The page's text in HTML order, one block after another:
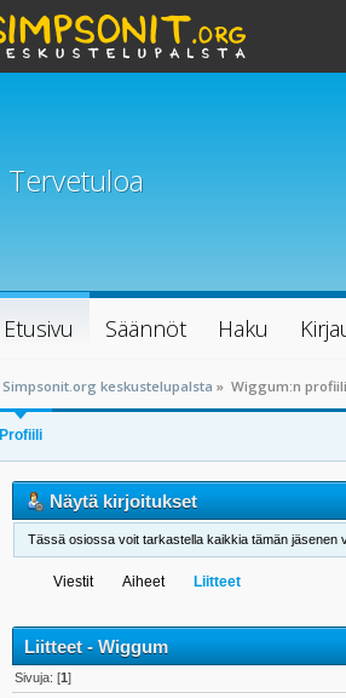
Tervetuloa
Etusivu Säännöt Haku
Simpsonit.org keskustelupalsta » Wiggum:n profiili
Profiili
Näytä kirjoitukset
Tässä osiossa voit tarkastella kaikkia tämän jäsenen
Viestit Aiheet Liitteet
Liitteet - Wiggum
Sivuja: [1]